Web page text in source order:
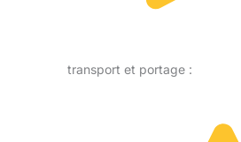
transport et portage :